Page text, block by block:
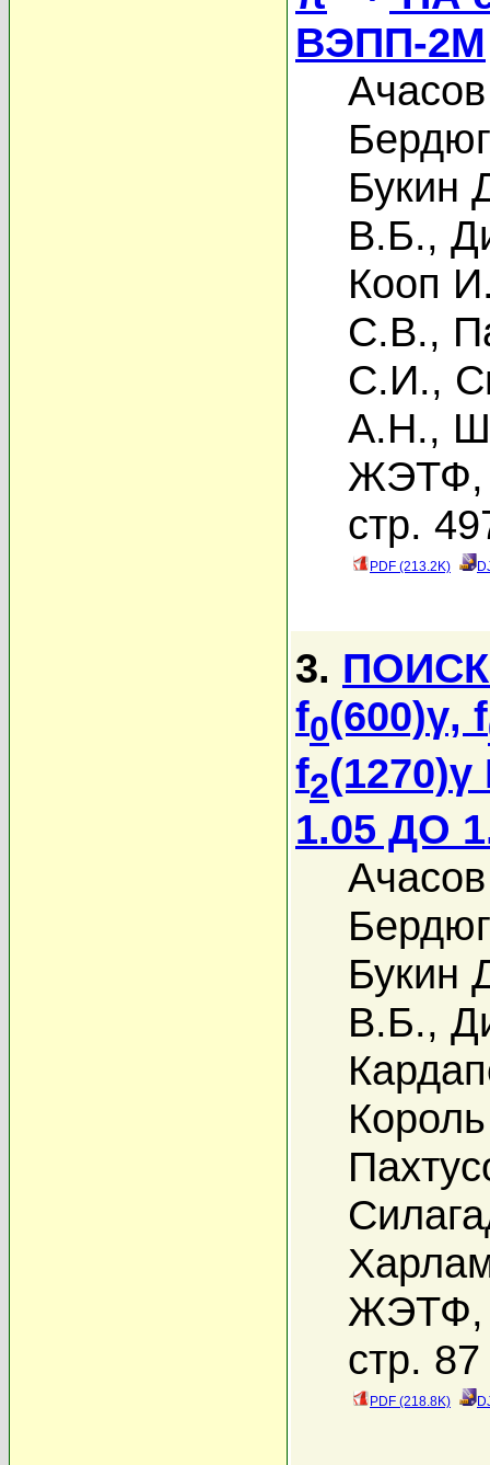
ВЭПП-2М
Букин
В.Б.,
Кооп
С.В.,
С.И.,
А.Н.,
ЖЭТФ,
стр.
PDF (213.2K)
3.
f0(600)γ, f
f2
1.05 ДО
Букин
В.Б.,
ЖЭТФ,
стр. 87
PDF (218.8K)